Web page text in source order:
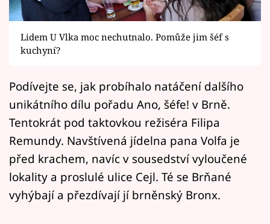
Filmový festival Karlovy Vary
Pořady
Mámy sobě
Přihlášení
Sledujte nás
Lidem U Vlka moc nechutnalo. Pomůže jim šéf s
kuchyní?
Podívejte se, jak probíhalo natáčení dalšího
unikátního dílu pořadu Ano, šéfe! v Brně.
Tentokrát pod taktovkou režiséra Filipa
Remundy. Navštívená jídelna pana Volfa je
před krachem, navíc v sousedství vyloučené
lokality a proslulé ulice Cejl. Té se Brňané
vyhýbají a přezdívají jí brněnský Bronx.